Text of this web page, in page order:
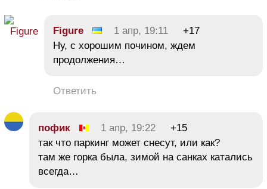
Figure 1 апр, 19:11
+17
Ну, с хорошим почином, ждем
продолжения…
Ответить
пофик 1 апр, 19:22
+15
так что паркинг может снесут, или как?
там же горка была, зимой на санках катались
всегда…